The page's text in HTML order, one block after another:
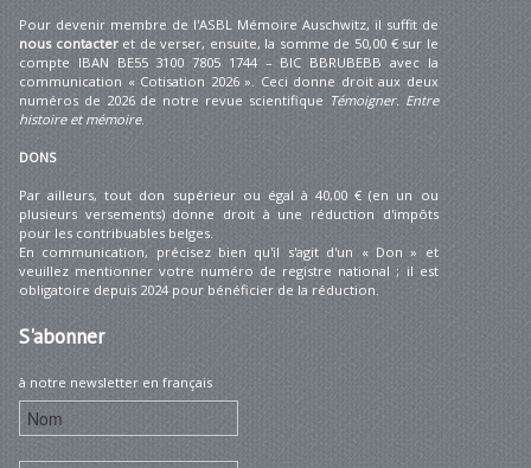
Pour devenir membre de l'ASBL Mémoire Auschwitz, il suffit de
nous contacteret de verser, ensuite, la somme de 50,00 € sur le
compte IBAN BE55 3100 7805 1744 – BIC BBRUBEBB avec la
communication « Cotisation 2026 ». Ceci donne droit aux deux
numéros de 2026 de notre revue scientifique Témoigner. Entre
histoire et mémoire.
DONS
Par ailleurs, tout don supérieur ou égal à 40,00 € (en un ou
plusieurs versements) donne droit à une réduction d'impôts
pour les contribuables belges.
En communication, précisez bien qu'il s'agit d'un « Don » et
veuillez mentionner votre numéro de registre national ; il est
obligatoire depuis 2024 pour bénéficier de la réduction.
S'abonner
à notre newsletter en français